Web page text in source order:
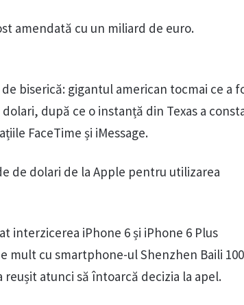
amendată cu un miliard de euro.
biserică: gigantul american tocmai ce a
după ce o instanță din Texas a
FaceTime și iMessage.
de dolari de la Apple pentru utilizarea
interzicerea iPhone 6 și iPhone 6 Plus
mult cu smartphone-ul Shenzhen Baili
atunci să întoarcă decizia la apel.